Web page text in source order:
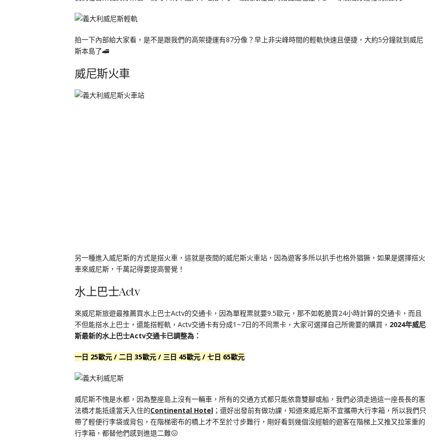
拍一下內部給大家看，是不是跟我們的高架捷運有87分像？早上非尖峰時間的輕軌快速且便捷，大約5分鐘就到威尼
斯本島了🚄
威尼斯火車
另一種進入威尼斯的方式是搭火車，這就是夜間的威尼斯火車站，因為遊客多所以扒手也格外猖獗，如果是選擇搭火
車來威尼斯，千萬記得要提高警覺！
水上巴士Actv
來威尼斯旅遊最推薦買水上巴士Actv的交通卡，因為單程票就要9.5歐元，那不如乾脆買24小時計算的交通卡，而且
不但能搭水上巴士，還能搭輕軌，Actv交通卡有分成1~7日的不同票卡，大家可選擇自己所需要的購買， 2024年威尼
斯最新的水上巴士Actv交通卡已調整為：
一日 25歐元 / 二日 35歐元 / 三日 45歐元 / 七日 65歐元
威尼斯不愧是水都，因為整座島上沒有一輛車，所有的交通方式都只能依靠雙腳或船，我們必須走過這一座長長的憲
法橋才能抵達當天入住的Continental Hotel ；還好出發前有做功課，知道來威尼斯不宜攜帶大行李箱，所以我們只
帶了輕便行李袋或背包，在階梯密布的橋上才不至於寸步難行，剛好看到幾個沒經驗的遊客在階梯上又推又拉笨重的
行李箱，都替他們感到進退二難😖